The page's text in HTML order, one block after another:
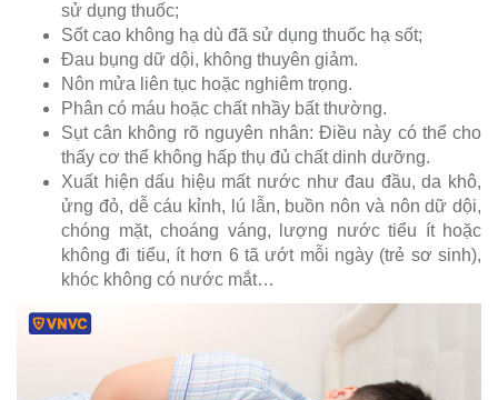
sử dụng thuốc;
Sốt cao không hạ dù đã sử dụng thuốc hạ sốt;
Đau bụng dữ dội, không thuyên giảm.
Nôn mửa liên tục hoặc nghiêm trọng.
Phân có máu hoặc chất nhầy bất thường.
Sụt cân không rõ nguyên nhân: Điều này có thể cho
thấy cơ thể không hấp thụ đủ chất dinh dưỡng.
Xuất hiện dấu hiệu mất nước như đau đầu, da khô,
ửng đỏ, dễ cáu kỉnh, lú lẫn, buồn nôn và nôn dữ dội,
chóng mặt, choáng váng, lượng nước tiểu ít hoặc
không đi tiểu, ít hơn 6 tã ướt mỗi ngày (trẻ sơ sinh),
khóc không có nước mắt…